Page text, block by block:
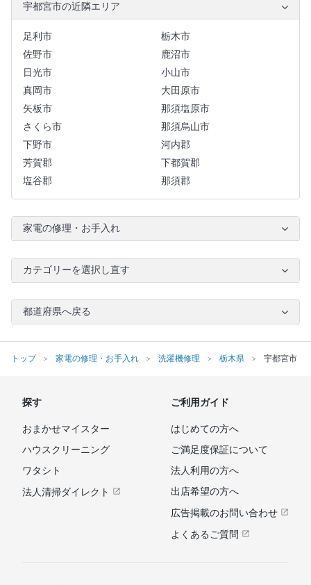
宇都宮市の近隣エリア
足利市
栃木市
佐野市
鹿沼市
日光市
小山市
真岡市
大田原市
矢板市
那須塩原市
さくら市
那須烏山市
下野市
河内郡
芳賀郡
下都賀郡
塩谷郡
那須郡
家電の修理・お手入れ
カテゴリーを選択し直す
都道府県へ戻る
トップ 家電の修理・お手入れ 洗濯機修理 栃木県 宇都宮市
探す
おまかせマイスター
ハウスクリーニング
ワタシト
法人清掃ダイレクト
ご利用ガイド
はじめての方へ
ご満足度保証について
法人利用の方へ
出店希望の方へ
広告掲載のお問い合わせ
よくあるご質問